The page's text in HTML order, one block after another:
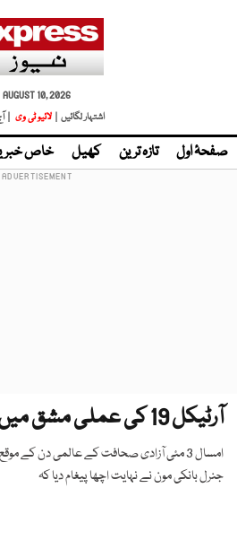
AUGUST 10, 2026
اشتہار لگائیں |
لائیو ٹی وی |
صفحۂ اول تازہ ترین کھیل خاص
آرٹیکل 19 کی عملی مشق میں حائل رکاوٹیں…
امسال 3 مئی آزادی صحافت کے عالمی دن کے
جنرل بانکی مون نے نہایت اچھا پیغام دیا کہ